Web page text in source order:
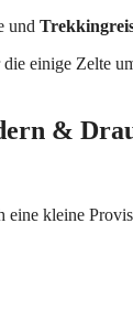
und
einige Zelte
&
kleine